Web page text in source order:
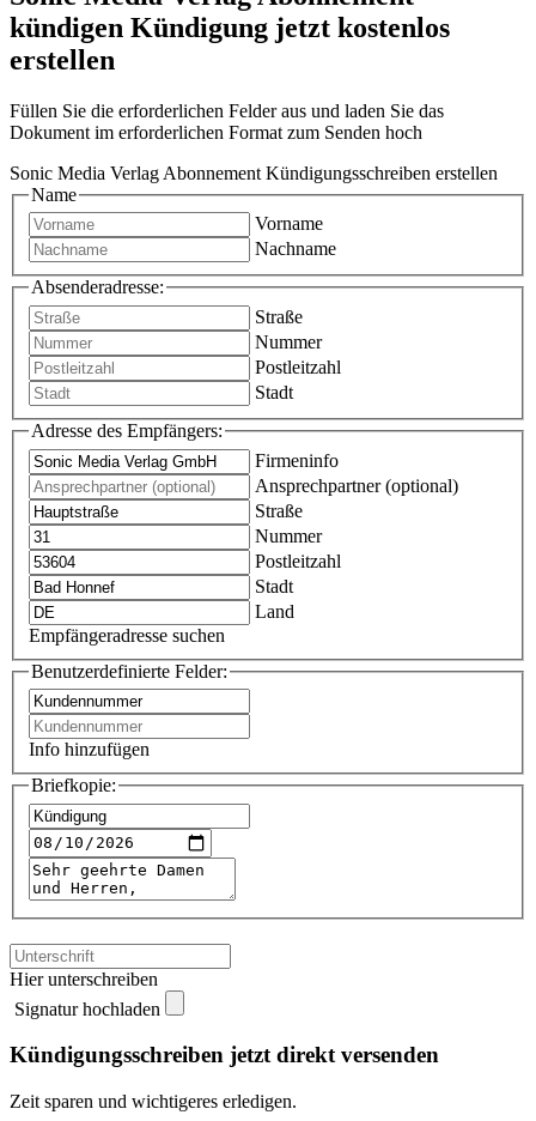
kündigen Kündigung jetzt kostenlos
erstellen
Füllen Sie die erforderlichen Felder aus und laden Sie das
Dokument im erforderlichen Format zum Senden hoch
Sonic Media Verlag Abonnement Kündigungsschreiben erstellen
Name
Vorname
Nachname
Absenderadresse:
Straße
Nummer
Postleitzahl
Stadt
Adresse des Empfängers:
Firmeninfo
Ansprechpartner (optional)
Straße
Nummer
Postleitzahl
Stadt
Land
Empfängeradresse suchen
Benutzerdefinierte Felder:
Info hinzufügen
Briefkopie:
Hier unterschreiben
Signatur hochladen
Kündigungsschreiben jetzt direkt versenden
Zeit sparen und wichtigeres erledigen.